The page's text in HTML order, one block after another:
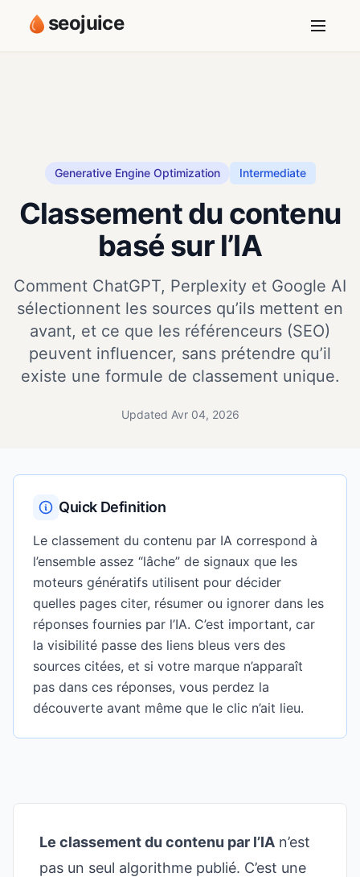
seojuice
Generative Engine Optimization Intermediate
Classement du contenu
basé sur l’IA
Comment ChatGPT, Perplexity et Google AI
sélectionnent les sources qu’ils mettent en
avant, et ce que les référenceurs (SEO)
peuvent influencer, sans prétendre qu’il
existe une formule de classement unique.
Updated Avr 04, 2026
Quick Definition
Le classement du contenu par IA correspond à
l’ensemble assez “lâche” de signaux que les
moteurs génératifs utilisent pour décider
quelles pages citer, résumer ou ignorer dans les
réponses fournies par l’IA. C’est important, car
la visibilité passe des liens bleus vers des
sources citées, et si votre marque n’apparaît
pas dans ces réponses, vous perdez la
découverte avant même que le clic n’ait lieu.
Le classement du contenu par l’IA n’est
pas un seul algorithme publié. C’est une